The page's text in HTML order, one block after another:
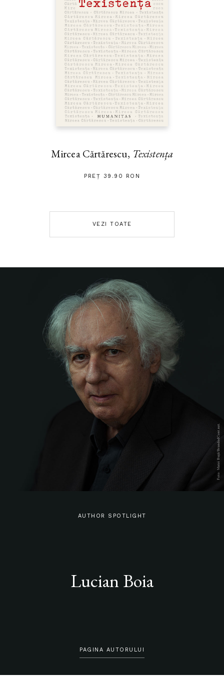
Mircea Cărtărescu, Texistența
PREȚ 39.90 RON
VEZI TOATE
AUTHOR SPOTLIGHT
Lucian Boia
PAGINA AUTORULUI